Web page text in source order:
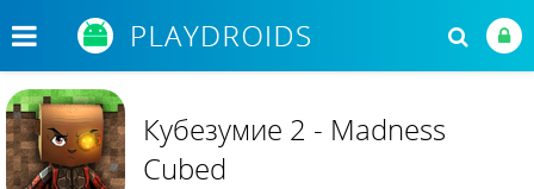
Кубезумие 2 - Madness
Cubed